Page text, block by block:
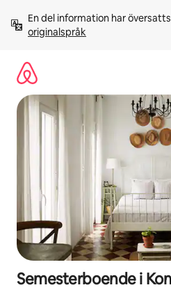
innehåll
En del information har
originalspråk
Semesterboende i